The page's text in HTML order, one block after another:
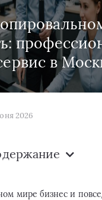
в
2026
мире бизнес и